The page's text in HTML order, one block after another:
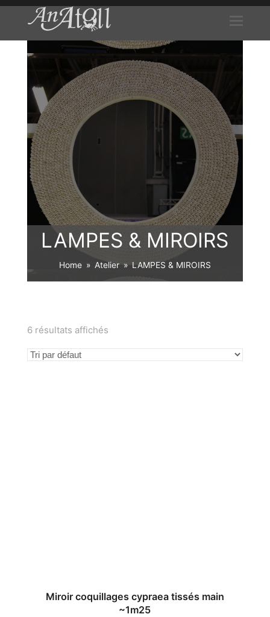
LAMPES & MIROIRS
Home » Atelier » LAMPES & MIROIRS
6 résultats affichés
Miroir coquillages cypraea tissés main
~1m25